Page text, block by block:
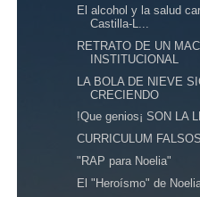
El alcohol y la salud
Castilla-L...
RETRATO DE UN
INSTITUCIONAL
LA BOLA DE NIEVE
CRECIENDO
!Que genios¡ SON LA
CURRICULUM FALSOS
"RAP para Noelia"
El "Heroísmo" de